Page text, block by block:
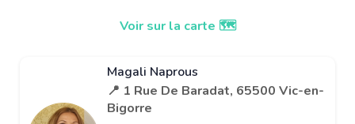
Voir sur la carte 🗺️
Magali Naprous
📍 1 Rue De Baradat, 65500 Vic-en-
Bigorre